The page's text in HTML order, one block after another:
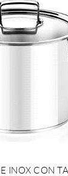
INOX CON